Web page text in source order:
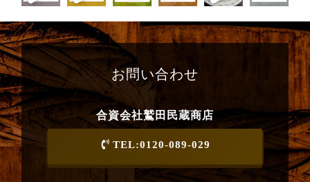
お問い合わせ
合資会社鷲田民蔵商店
TEL:0120-089-029